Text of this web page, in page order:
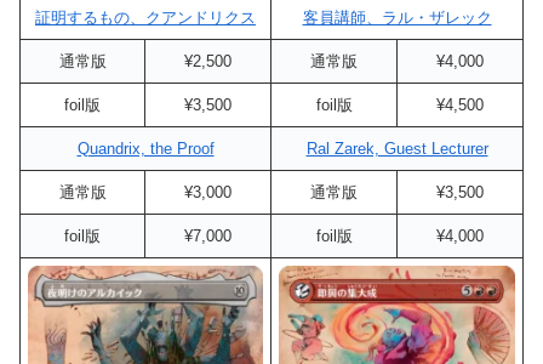
証明するもの、クアンドリクス 客員講師、ラル・ザレック
通常版 ¥2,500 通常版 ¥4,000
foil版 ¥3,500 foil版 ¥4,500
Quandrix, the Proof Ral Zarek, Guest Lecturer
通常版 ¥3,000 通常版 ¥3,500
foil版 ¥7,000 foil版 ¥4,000